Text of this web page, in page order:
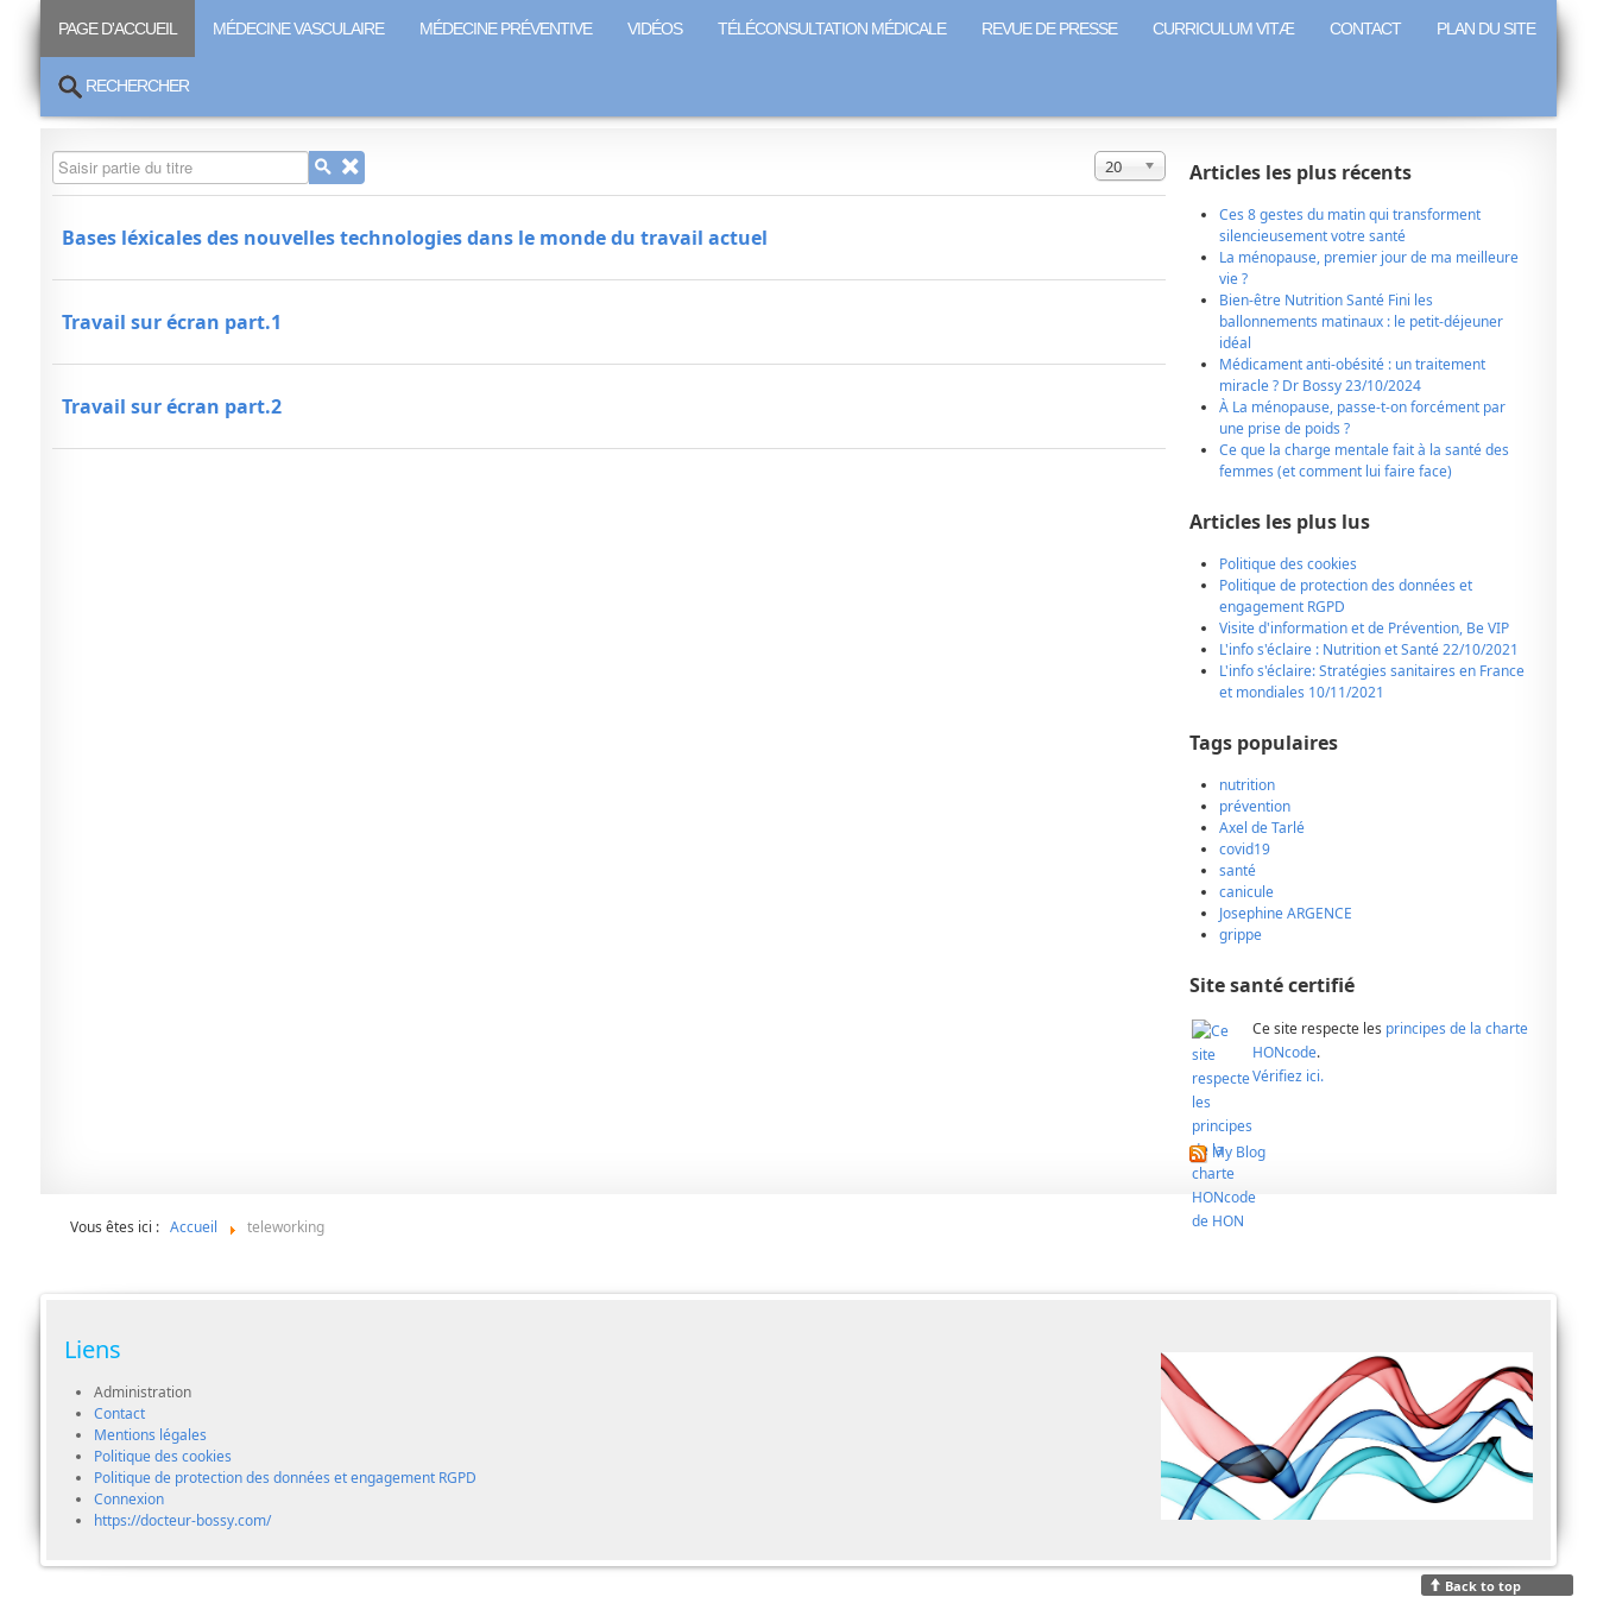
PAGE D'ACCUEIL MÉDECINE VASCULAIRE MÉDECINE PRÉVENTIVE VIDÉOS TÉLÉCONSULTATION MÉDICALE REVUE DE PRESSE CURRICULUM VITÆ CONTACT PLAN DU SITE
RECHERCHER
Saisir partie du titre Affichage #
20
Bases léxicales des nouvelles technologies dans le monde du travail actuel
Travail sur écran part.1
Travail sur écran part.2
Articles les plus récents
Ces 8 gestes du matin qui transforment
silencieusement votre santé
La ménopause, premier jour de ma meilleure
vie ?
Bien-être Nutrition Santé Fini les
ballonnements matinaux : le petit-déjeuner
idéal
Médicament anti-obésité : un traitement
miracle ? Dr Bossy 23/10/2024
À La ménopause, passe-t-on forcément par
une prise de poids ?
Ce que la charge mentale fait à la santé des
femmes (et comment lui faire face)
Articles les plus lus
Politique des cookies
Politique de protection des données et
engagement RGPD
Visite d'information et de Prévention, Be VIP
L'info s'éclaire : Nutrition et Santé 22/10/2021
L'info s'éclaire: Stratégies sanitaires en France
et mondiales 10/11/2021
Tags populaires
nutrition
prévention
Axel de Tarlé
covid19
santé
canicule
Josephine ARGENCE
grippe
Site santé certifié
Ce site respecte les principes de la charte
HONcode.
Vérifiez ici.
My Blog
Vous êtes ici : Accueil teleworking
Liens
Administration
Contact
Mentions légales
Politique des cookies
Politique de protection des données et engagement RGPD
Connexion
https://docteur-bossy.com/
Back to top